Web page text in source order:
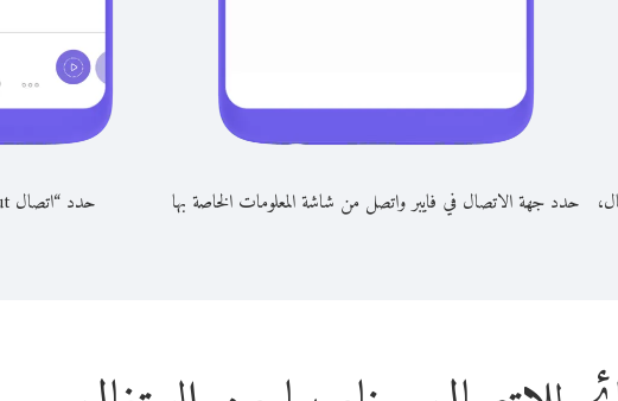
حدد جهة الاتصال في فايبر واتصل من شاشة المعلومات الخاصة بها حدد “اتصال Viber Out” من عنوان المحادثة